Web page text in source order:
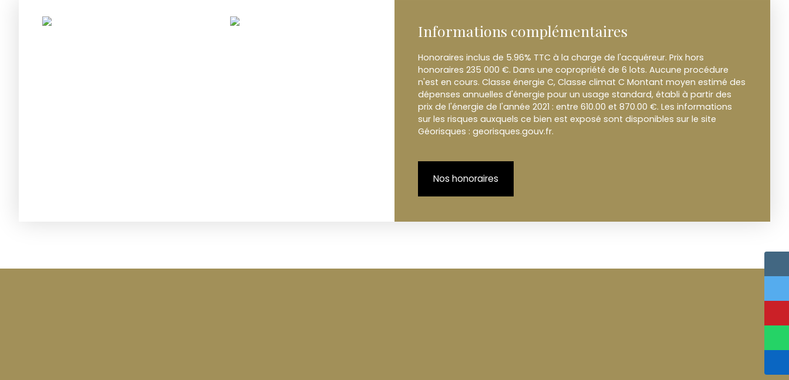
Informations complémentaires
Honoraires inclus de 5.96% TTC à la charge de l'acquéreur. Prix hors
honoraires 235 000 €. Dans une copropriété de 6 lots. Aucune procédure
n'est en cours. Classe énergie C, Classe climat C Montant moyen estimé des
dépenses annuelles d'énergie pour un usage standard, établi à partir des
prix de l'énergie de l'année 2021 : entre 610.00 et 870.00 €. Les informations
sur les risques auxquels ce bien est exposé sont disponibles sur le site
Géorisques : georisques.gouv.fr.
Nos honoraires